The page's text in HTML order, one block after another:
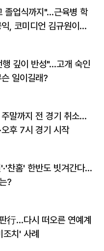
졸업식까지"…근육병 학
, 코미디언 김규원이었
행 깊이 반성"…고개 숙인
일이길래?
말까지 전 경기 취소…
오후 7시 경기 시작
찬홈' 한반도 빗겨간다…
?
行…다시 떠오른 연예계
치' 사례